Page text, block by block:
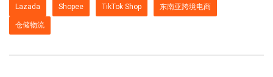
Lazada Shopee TikTok Shop 东南亚跨境电商
仓储物流